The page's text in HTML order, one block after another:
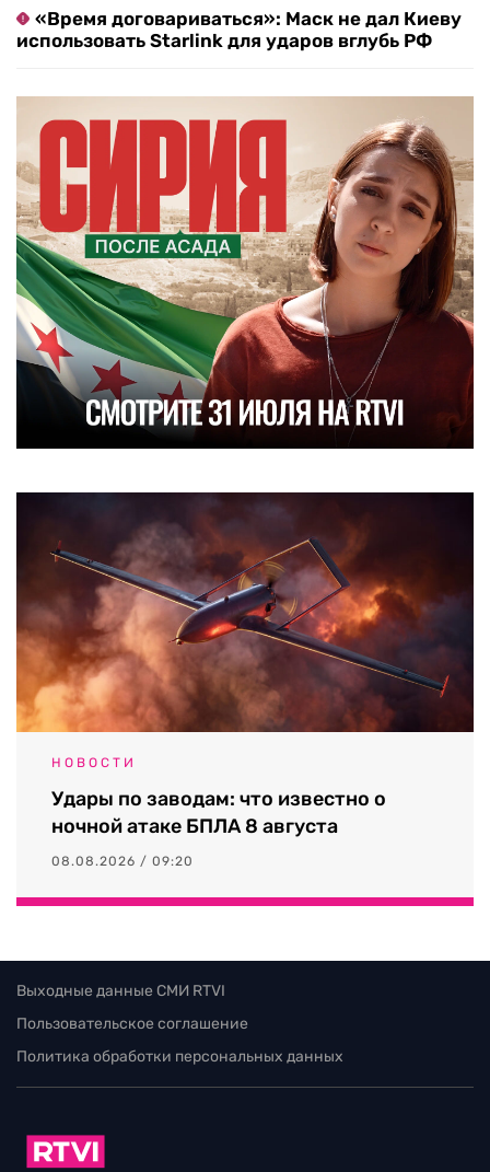
«Время договариваться»: Маск не дал Киеву
использовать Starlink для ударов вглубь РФ
НОВОСТИ
Удары по заводам: что известно о
ночной атаке БПЛА 8 августа
08.08.2026 / 09:20
Выходные данные СМИ RTVI
Пользовательское соглашение
Политика обработки персональных данных